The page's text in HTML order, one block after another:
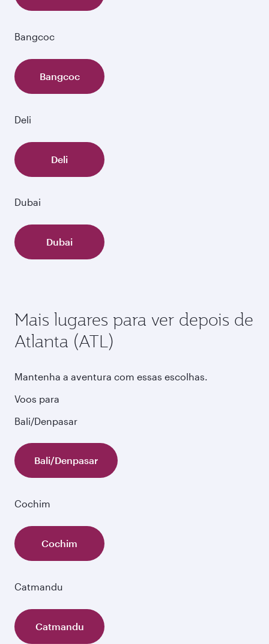
Bangcoc
Bangcoc
Deli
Deli
Dubai
Dubai
Mais lugares para ver depois de
Atlanta (ATL)
Mantenha a aventura com essas escolhas.
Voos para
Bali/Denpasar
Bali/Denpasar
Cochim
Cochim
Catmandu
Catmandu